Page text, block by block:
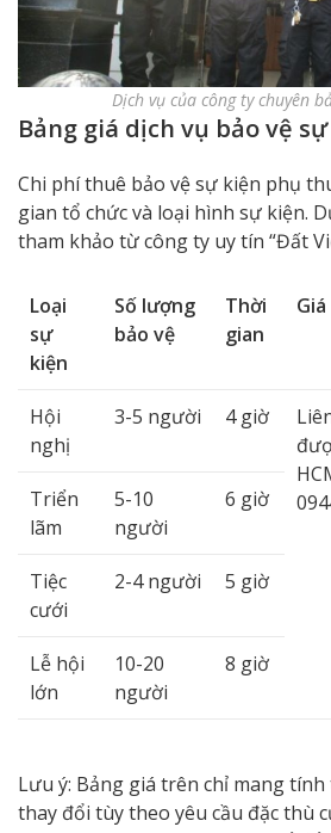
Dịch vụ của công ty chuyên
Bảng giá dịch vụ bảo vệ
Chi phí thuê bảo vệ sự kiện phụ
gian tổ chức và loại hình sự kiện.
tham khảo từ công ty uy tín “Đất
Loại
sự
kiện
Số lượng
bảo vệ
Thời
gian
Hội
nghị
3-5 người 4 giờ
Triển
lãm
5-10
người
6 giờ
Tiệc
cưới
2-4 người 5 giờ
Lễ hội
lớn
10-20
người
8 giờ
Lưu ý: Bảng giá trên chỉ mang
thay đổi tùy theo yêu cầu đặc thù